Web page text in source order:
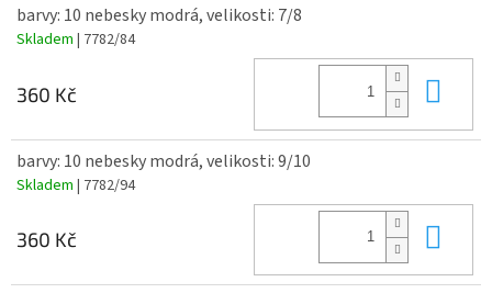
barvy: 10 nebesky modrá, velikosti: 7/8
Skladem | 7782/84
360 Kč
barvy: 10 nebesky modrá, velikosti: 9/10
Skladem | 7782/94
360 Kč